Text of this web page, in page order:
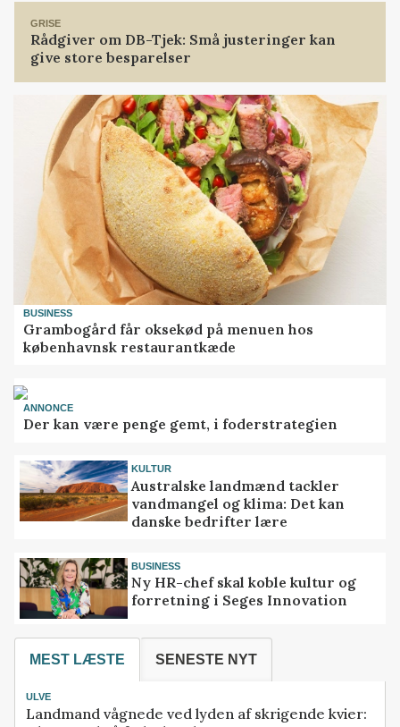
GRISE
Rådgiver om DB-Tjek: Små justeringer kan
give store besparelser
BUSINESS
Grambogård får oksekød på menuen hos
københavnsk restaurantkæde
ANNONCE
Der kan være penge gemt, i foderstrategien
KULTUR
Australske landmænd tackler
vandmangel og klima: Det kan
danske bedrifter lære
BUSINESS
Ny HR-chef skal koble kultur og
forretning i Seges Innovation
MEST LÆSTE SENESTE NYT
ULVE
Landmand vågnede ved lyden af skrigende kvier: